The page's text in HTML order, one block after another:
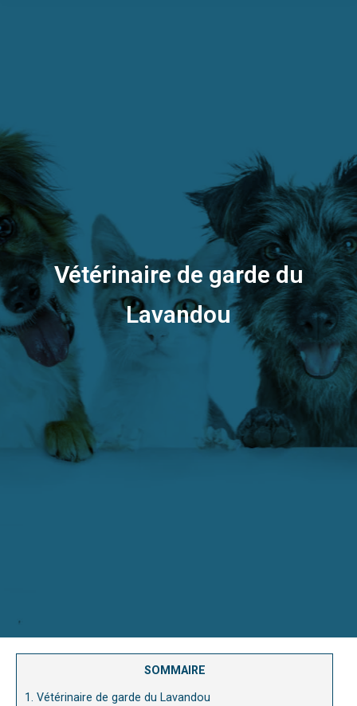
SOMMAIRE
1. Vétérinaire de garde du Lavandou
Vétérinaire de garde du
Lavandou